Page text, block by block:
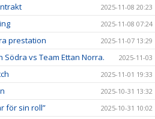
2025-11-08 20:23
2025-11-08 07:24
prestation 2025-11-07 13:29
Södra vs Team Ettan Norra. 2025-11-03
2025-11-01 19:33
2025-10-31 13:32
för sin roll” 2025-10-31 10:02